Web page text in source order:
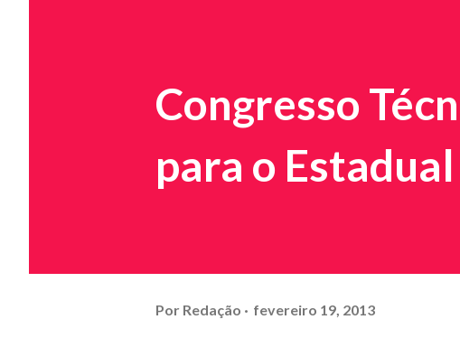
Congresso
para o Estadual
Por Redação fevereiro 19, 2013